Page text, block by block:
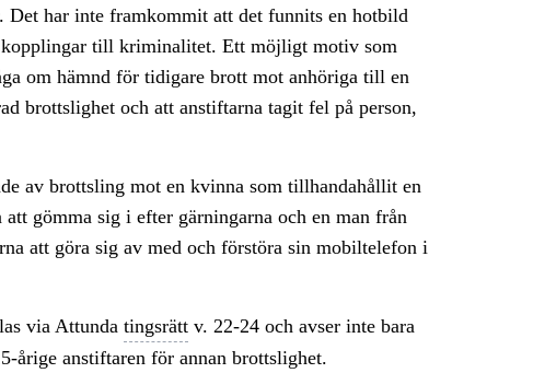
Det har inte framkommit att det funnits en hotbild
kopplingar till kriminalitet. Ett möjligt motiv som
om hämnd för tidigare brott mot anhöriga till en
brottslighet och att anstiftarna tagit fel på person,
av brottsling mot en kvinna som tillhandahållit en
gömma sig i efter gärningarna och en man från
att göra sig av med och förstöra sin mobiltelefon i
via Attunda tingsrättv. 22-24 och avser inte bara
årige anstiftaren för annan brottslighet.